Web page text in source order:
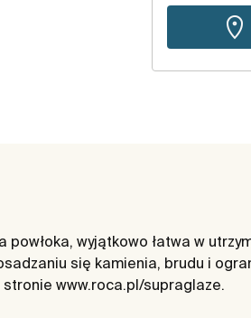
wyjątkowo łatwa w
się kamienia, brudu i
www.roca.pl/supraglaze.